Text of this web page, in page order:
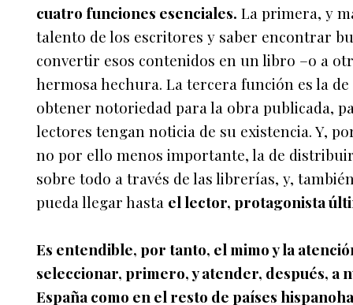
cuatro funciones esenciales. La primera, y
talento de los escritores y saber encontrar
convertir esos contenidos en un libro –o a
hermosa hechura. La tercera función es la
obtener notoriedad para la obra publicada,
lectores tengan noticia de su existencia. Y,
no por ello menos importante, la de
sobre todo a través de las librerías, y,
pueda llegar hasta el lector, protagonista
Es entendible, por tanto, el mimo y la
seleccionar, primero, y atender, después, a
España como en el resto de países